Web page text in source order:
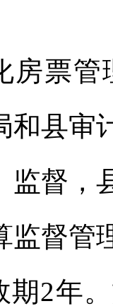
房票
和县审
监督，
监督管
期2年